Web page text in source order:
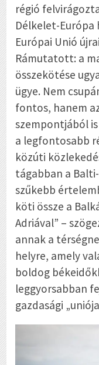
régió
Délkelet-Európa
Európai Unió
Rámutatott: a
összekötése
ügye. Nem
fontos, hanem
szempontjából
a legfontosabb
közúti
tágabban a
szűkebb
köti össze a
Adriával” –
annak a
helyre, amely
boldog
leggyorsabban
gazdasági